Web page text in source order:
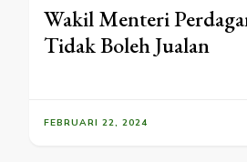
Wakil Menteri
Tidak Boleh Jualan
FEBRUARI 22, 2024